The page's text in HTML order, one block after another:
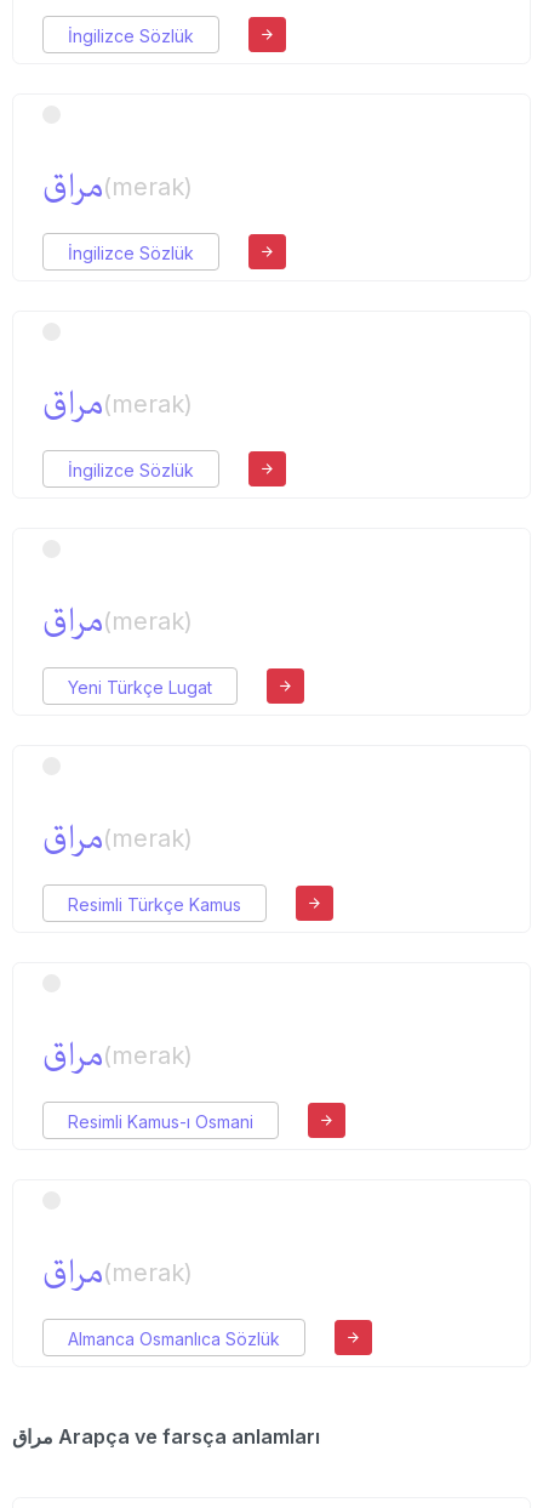
İngilizce Sözlük
مراق(merak)
İngilizce Sözlük
مراق(merak)
İngilizce Sözlük
مراق(merak)
Yeni Türkçe Lugat
مراق(merak)
Resimli Türkçe Kamus
مراق(merak)
Resimli Kamus-ı Osmani
مراق(merak)
Almanca Osmanlıca Sözlük
مراق Arapça ve farsça anlamları